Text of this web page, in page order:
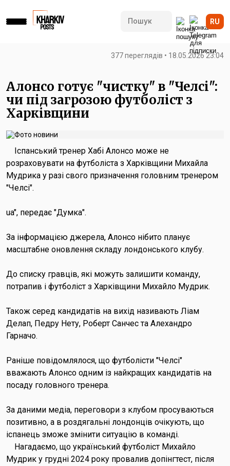
RU
377 переглядів • 18.05.2026 23:04
Алонсо готує "чистку" в "Челсі":
чи під загрозою футболіст з
Харківщини
Іспанський тренер Хабі Алонсо може не
розраховувати на футболіста з Харківщини Михайла
Мудрика у разі свого призначення головним тренером
"Челсі".
ua", передає "Думка".
За інформацією джерела, Алонсо нібито планує
масштабне оновлення складу лондонського клубу.
До списку гравців, які можуть залишити команду,
потрапив і футболіст з Харківщини Михайло Мудрик.
Також серед кандидатів на вихід називають Ліам
Делап, Педру Нету, Роберт Санчес та Алехандро
Гарначо.
Раніше повідомлялося, що футболісти "Челсі"
вважають Алонсо одним із найкращих кандидатів на
посаду головного тренера.
За даними медіа, переговори з клубом просуваються
позитивно, а в роздягальні лондонців очікують, що
іспанець зможе змінити ситуацію в команді.
Нагадаємо, що український футболіст Михайло
Мудрик у грудні 2024 року провалив допінгтест, після